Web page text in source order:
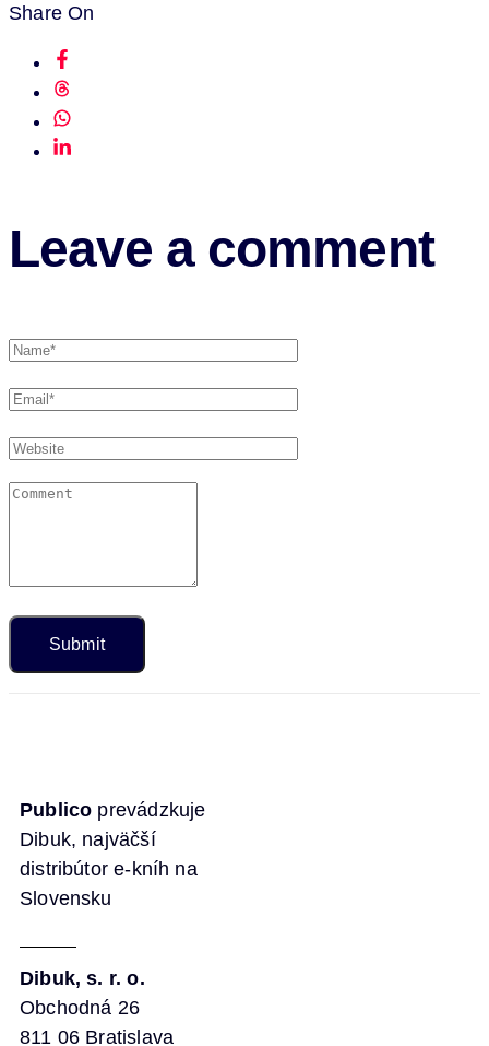
Share On
Leave a comment
Publico prevádzkuje
Dibuk, najväčší
distribútor e-kníh na
Slovensku
Dibuk, s. r. o.
Obchodná 26
811 06 Bratislava